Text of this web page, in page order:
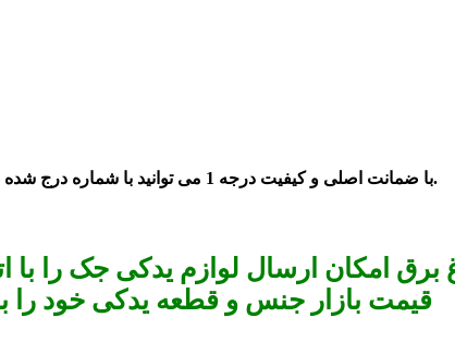
با ضمانت اصلی و کیفیت درجه 1 می توانید با شماره درج شده در سایت با ما تماس بگیرید.
امکان ارسال لوازم یدکی جک را با
قیمت بازار جنس و قطعه یدکی خود را بخرید و